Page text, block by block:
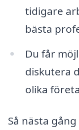
tidigare
bästa
Du får
diskutera
olika
Så nästa